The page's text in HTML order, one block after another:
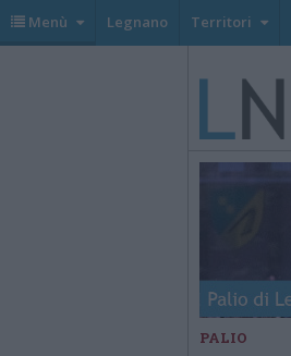
Menù Legnano Territori
PALIO